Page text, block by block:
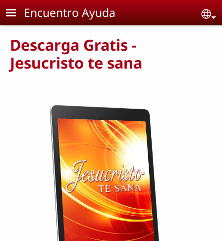
Skip to main content
Encuentro Ayuda
Descarga Gratis -
Jesucristo te sana